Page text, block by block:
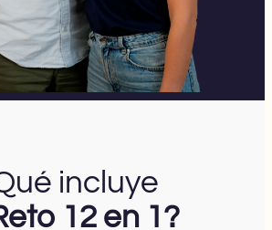
incluye
12 en 1?